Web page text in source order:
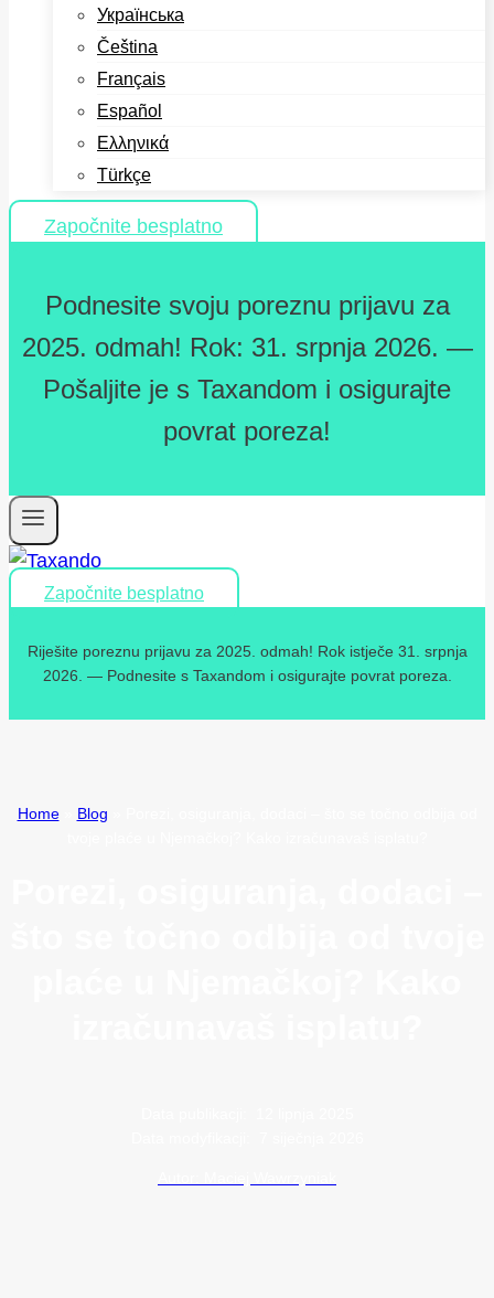
Українська
Čeština
Français
Español
Ελληνικά
Türkçe
Započnite besplatno
Podnesite svoju poreznu prijavu za
2025. odmah! Rok: 31. srpnja 2026. —
Pošaljite je s Taxandom i osigurajte
povrat poreza!
Započnite besplatno
Riješite poreznu prijavu za 2025. odmah! Rok istječe 31. srpnja
2026. — Podnesite s Taxandom i osigurajte povrat poreza.
Home» Blog